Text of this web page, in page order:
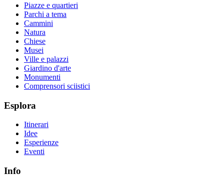
Piazze e quartieri
Parchi a tema
Cammini
Natura
Chiese
Musei
Ville e palazzi
Giardino d'arte
Monumenti
Comprensori sciistici
Esplora
Itinerari
Idee
Esperienze
Eventi
Info